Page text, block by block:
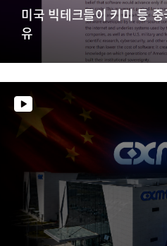
미국 빅테크들이 키미 등
유